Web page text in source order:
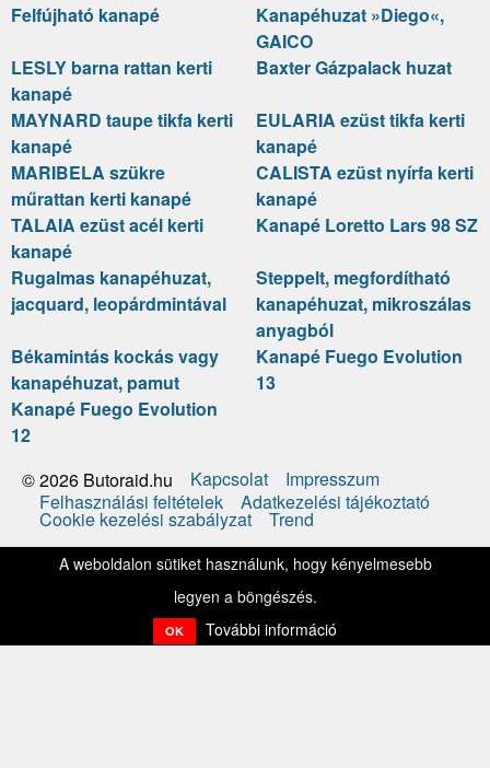
Felfújható kanapé
Kanapéhuzat »Diego«,
GAICO
LESLY barna rattan kerti
kanapé
Baxter Gázpalack huzat
MAYNARD taupe tikfa kerti
kanapé
EULARIA ezüst tikfa kerti
kanapé
MARIBELA szükre
műrattan kerti kanapé
CALISTA ezüst nyírfa kerti
kanapé
TALAIA ezüst acél kerti
kanapé
Kanapé Loretto Lars 98 SZ
Rugalmas kanapéhuzat,
jacquard, leopárdmintával
Steppelt, megfordítható
kanapéhuzat, mikroszálas
anyagból
Békamintás kockás vagy
kanapéhuzat, pamut
Kanapé Fuego Evolution
13
Kanapé Fuego Evolution
12
© 2026 Butoraid.hu
Kapcsolat
Impresszum
Felhasználási feltételek
Adatkezelési tájékoztató
Cookie kezelési szabályzat Trend
A weboldalon sütiket használunk, hogy kényelmesebb
legyen a böngészés.
OK További információ